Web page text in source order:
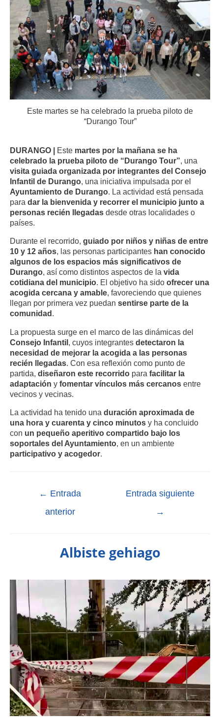
Este martes se ha celebrado la prueba piloto de
“Durango Tour”
DURANGO | Este martes por la mañana se ha
celebrado la prueba piloto de “Durango Tour”, una
visita guiada organizada por integrantes del Consejo
Infantil de Durango, una iniciativa impulsada por el
Ayuntamiento de Durango. La actividad está pensada
para dar la bienvenida y recorrer el municipio junto a
personas recién llegadas desde otras localidades o
países.
Durante el recorrido, guiado por niños y niñas de entre
10 y 12 años, las personas participantes han conocido
algunos de los espacios más significativos de
Durango, así como distintos aspectos de la vida
cotidiana del municipio. El objetivo ha sido ofrecer una
acogida cercana y amable, favoreciendo que quienes
llegan por primera vez puedan sentirse parte de la
comunidad .
La propuesta surge en el marco de las dinámicas del
Consejo Infantil, cuyos integrantes detectaron la
necesidad de mejorar la acogida a las personas
recién llegadas. Con esa reflexión como punto de
partida, diseñaron este recorrido para facilitar la
adaptación y fomentar vínculos más cercanos entre
vecinos y vecinas.
La actividad ha tenido una duración aproximada de
una hora y cuarenta y cinco minutos y ha concluido
con un pequeño aperitivo compartido bajo los
soportales del Ayuntamiento, en un ambiente
participativo y acogedor.
← Entrada
anterior
Entrada siguiente
→
Albiste gehiago